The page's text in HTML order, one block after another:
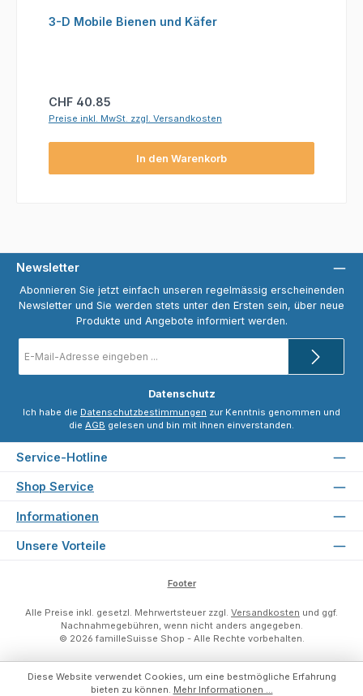
3-D Mobile Bienen und Käfer
Regulärer Preis:
CHF 40.85
Preise inkl. MwSt. zzgl. Versandkosten
In den Warenkorb
Newsletter
Abonnieren Sie jetzt einfach unseren regelmässig erscheinenden
Newsletter und Sie werden stets unter den Ersten sein, über neue
Produkte und Angebote informiert werden.
Mail-
Datenschutz
Ich habe die Datenschutzbestimmungen zur Kenntnis genommen und
die AGB gelesen und bin mit ihnen einverstanden.
Service-Hotline
Shop Service
Informationen
Unsere Vorteile
Footer
Alle Preise inkl. gesetzl. Mehrwertsteuer zzgl. Versandkosten und ggf.
Nachnahmegebühren, wenn nicht anders angegeben.
© 2026 familleSuisse Shop - Alle Rechte vorbehalten.
Diese Website verwendet Cookies, um eine bestmögliche Erfahrung
bieten zu können. Mehr Informationen ...